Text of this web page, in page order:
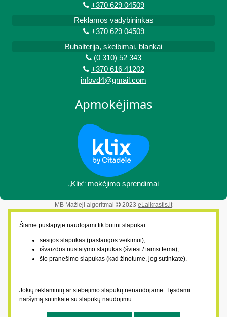
+370 629 04509
Reklamos vadybininkas
+370 629 04509
Buhalterija, skelbimai, blankai
(0 310) 52 343
+370 616 41202
infovd4@gmail.com
Apmokėjimas
„Klix“ mokėjimo sprendimai
MB Mažieji algoritmai 2023 eLaikrastis.lt
Šiame puslapyje naudojami tik būtini slapukai:
sesijos slapukas (paslaugos veikimui),
išvaizdos nustatymo slapukas (šviesi / tamsi tema),
šio pranešimo slapukas (kad žinotume, jog sutinkate).
Jokių reklaminių ar stebėjimo slapukų nenaudojame. Tęsdami
naršymą sutinkate su slapukų naudojimu.